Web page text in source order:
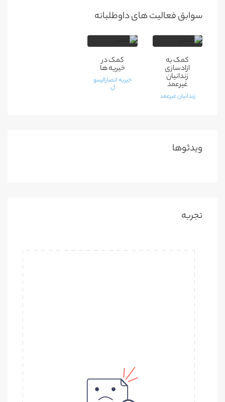
سوابق فعالیت های داوطلبانه
کمک به
ازادسازی
زندانیان
غیرعمد
زندانیان غیرعمد
کمک در
خیریه ها
خیریه انصارالرسو
ل
ویدئوها
تجربه